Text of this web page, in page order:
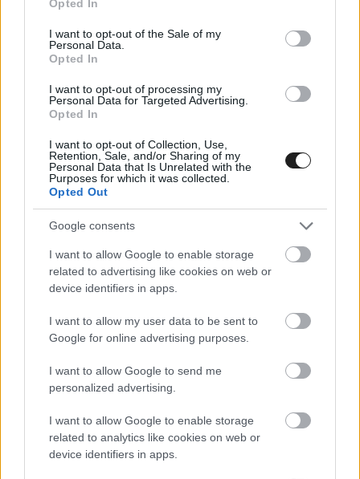
use your data for below specified purposes in below Google
consent section.
Opted In
I want to opt-out of the Sale of my
Personal Data.
Opted In
I want to opt-out of processing my
Personal Data for Targeted Advertising.
Opted In
I want to opt-out of Collection, Use,
Retention, Sale, and/or Sharing of my
Personal Data that Is Unrelated with the
Purposes for which it was collected.
Opted Out
Google consents
I want to allow Google to enable storage
related to advertising like cookies on web or
device identifiers in apps.
I want to allow my user data to be sent to
Google for online advertising purposes.
I want to allow Google to send me
personalized advertising.
I want to allow Google to enable storage
related to analytics like cookies on web or
device identifiers in apps.
FORMULA E / 2017. JÚN. 10.
0,001-es előnnyel di Grassi a
poleban
Lucas di Grassi szerezte meg a pole pozíciót a Berlin ePrix
első versenyére, annak ellenére, hogy bokasérüléssel küzd. A
Jose Maria Lopez. Eközben a bajnokság éllovasa, Sebastien
Buemi csak a 14. helyet szerezte meg a Tempelhof reptéren.
&#8222;Ez elég rossz.&#8221; &#8211; mondta Buemi.
&#8222;Nagyon túlkormányzott volt az autóm [&hellip;]